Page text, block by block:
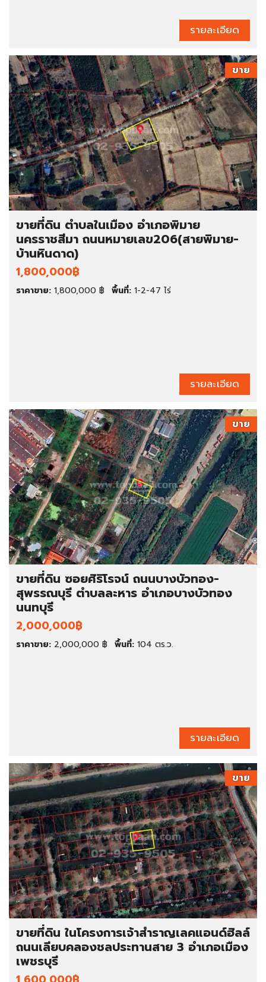
รายละเอียด
ขาย
ขายที่ดิน ตำบลในเมือง อำเภอพิมาย
นครราชสีมา ถนนหมายเลข206(สายพิมาย-
บ้านหินดาด)
1,800,000฿
ราคาขาย: 1,800,000 ฿ พื้นที่: 1-2-47 ไร่
รายละเอียด
ขาย
ขายที่ดิน ซอยศิริโรจน์ ถนนบางบัวทอง-
สุพรรณบุรี ตำบลละหาร อำเภอบางบัวทอง
นนทบุรี
2,000,000฿
ราคาขาย: 2,000,000 ฿ พื้นที่: 104 ตร.ว.
รายละเอียด
ขาย
ขายที่ดิน ในโครงการเจ้าสำราญเลคแอนด์ฮิลล์
ถนนเลียบคลองชลประทานสาย 3 อำเภอเมือง
เพชรบุรี